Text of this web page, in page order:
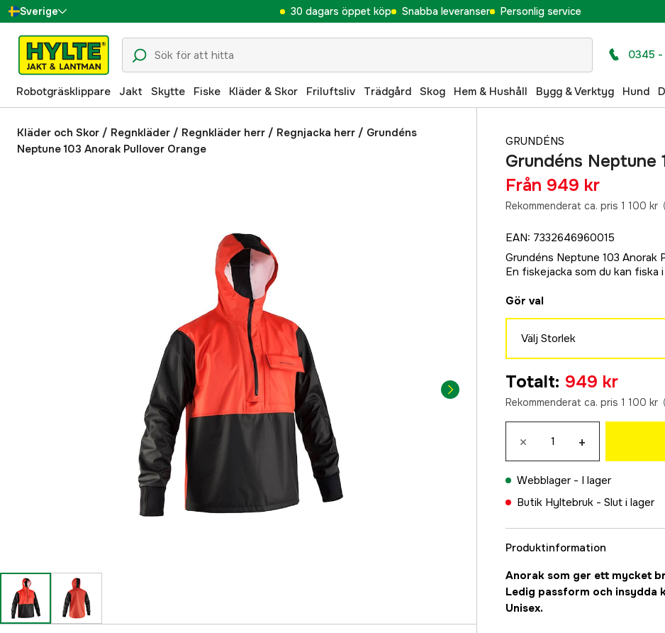
Sverige
Danmark
Suomi
Norge
Deutschland
30 dagars öppet köp Snabba leveranser Personlig service
0345
Robotgräsklippare Jakt Skytte Fiske Kläder & Skor Friluftsliv Trädgård Skog Hem & Hushåll Bygg & Verktyg Hund
Kläder och Skor / Regnkläder / Regnkläder herr / Regnjacka herr / Grundéns
Neptune 103 Anorak Pullover Orange
GRUNDÉNS
Grundéns Neptune
Från 949 kr
Rekommenderat ca. pris 1 100 kr
EAN: 7332646960015
Grundéns Neptune 103 Anorak
En fiskejacka som du kan fiska
Gör val
Välj Storlek
949 kr
L
949 kr
XL
949 kr
XXL
949 kr
Totalt: 949 kr
Rekommenderat ca. pris 1 100 kr
× +
Webblager - I lager
Butik Hyltebruk - Slut i lager
Produktinformation
Anorak som ger ett mycket
Ledig passform och insydda
Unisex.